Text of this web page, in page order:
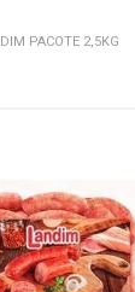
PACOTE 2,5KG